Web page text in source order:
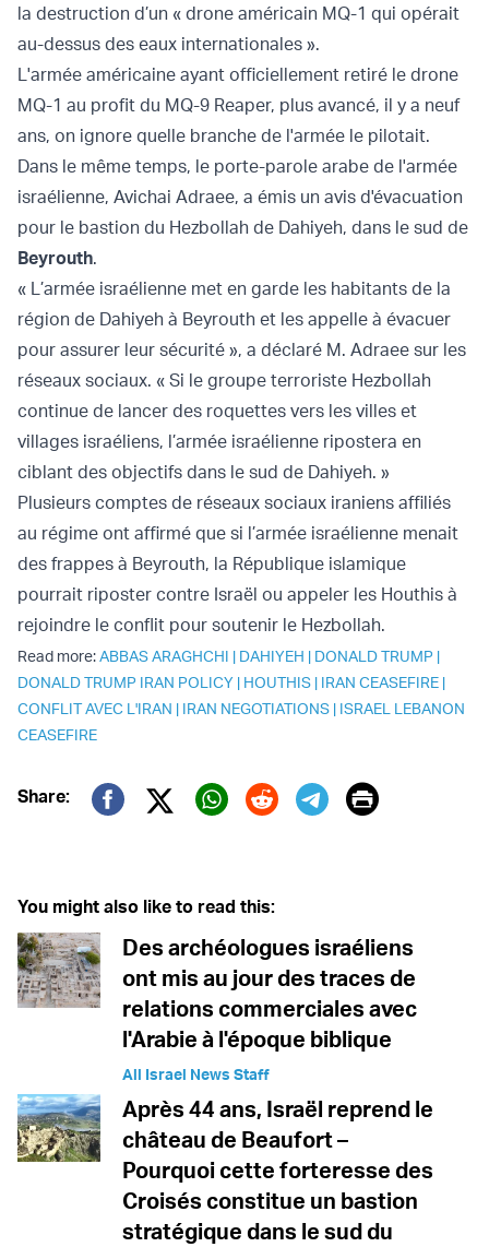
la destruction d’un « drone américain MQ-1 qui opérait
au-dessus des eaux internationales ».
L'armée américaine ayant officiellement retiré le drone
MQ-1 au profit du MQ-9 Reaper, plus avancé, il y a neuf
ans, on ignore quelle branche de l'armée le pilotait.
Dans le même temps, le porte-parole arabe de l'armée
israélienne, Avichai Adraee, a émis un avis d'évacuation
pour le bastion du Hezbollah de Dahiyeh, dans le sud de
Beyrouth.
« L’armée israélienne met en garde les habitants de la
région de Dahiyeh à Beyrouth et les appelle à évacuer
pour assurer leur sécurité », a déclaré M. Adraee sur les
réseaux sociaux. « Si le groupe terroriste Hezbollah
continue de lancer des roquettes vers les villes et
villages israéliens, l’armée israélienne ripostera en
ciblant des objectifs dans le sud de Dahiyeh. »
Plusieurs comptes de réseaux sociaux iraniens affiliés
au régime ont affirmé que si l’armée israélienne menait
des frappes à Beyrouth, la République islamique
pourrait riposter contre Israël ou appeler les Houthis à
rejoindre le conflit pour soutenir le Hezbollah.
Read more:ABBAS ARAGHCHI | DAHIYEH | DONALD TRUMP |
DONALD TRUMP IRAN POLICY | HOUTHIS | IRAN CEASEFIRE |
CONFLIT AVEC L'IRAN | IRAN NEGOTIATIONS | ISRAEL LEBANON
CEASEFIRE
Share:
Twitter (X)
Print
You might also like to read this:
Des archéologues israéliens
ont mis au jour des traces de
relations commerciales avec
l'Arabie à l'époque biblique
All Israel News Staff
Après 44 ans, Israël reprend le
château de Beaufort –
Pourquoi cette forteresse des
Croisés constitue un bastion
stratégique dans le sud du